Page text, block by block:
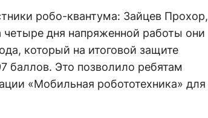
робо-квантума: Зайцев Прохор,
дня напряженной работы они
который на итоговой защите
Это позволило ребятам
«Мобильная робототехника» для